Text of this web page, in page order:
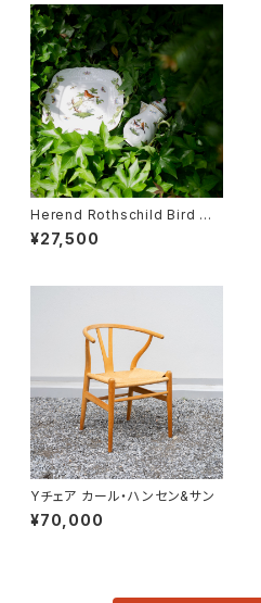
Herend Rothschild Bird ミ
ニティーポット
¥27,500
Yチェア カール・ハンセン&サン
¥70,000